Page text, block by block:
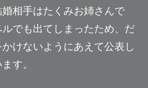
婚相手はたくみお姉さんで
でも出てしまったため、だ
けないようにあえて公表し
す。